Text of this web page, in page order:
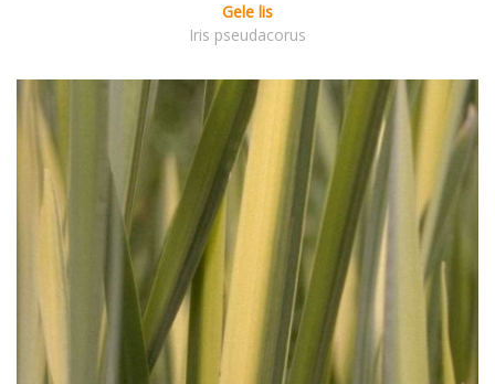
Gele lis
Iris pseudacorus